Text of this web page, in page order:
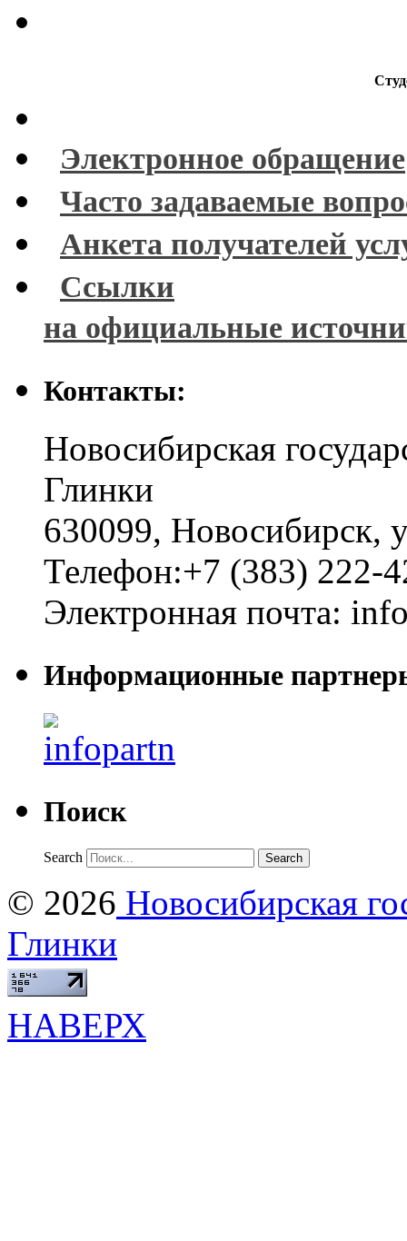
Электронное обращение
Часто задаваемые
Анкета получателей
Ссылки
на официальные
Контакты:
Новосибирская
Глинки
630099, Новосибирск,
Телефон:+7 (383) 222-
Электронная почта:
Информационные
Поиск
Search
© 2026 Новосибирская
Глинки
НАВЕРХ